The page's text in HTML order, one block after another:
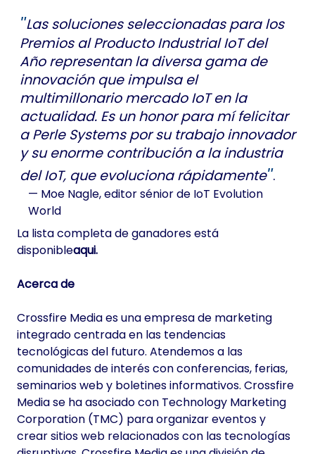
Las soluciones seleccionadas para los
Premios al Producto Industrial IoT del
Año representan la diversa gama de
innovación que impulsa el
multimillonario mercado IoT en la
actualidad. Es un honor para mí felicitar
a Perle Systems por su trabajo innovador
y su enorme contribución a la industria
del IoT, que evoluciona rápidamente .
— Moe Nagle,editor sénior de IoT Evolution
World
La lista completa de ganadores está
disponibleaqui.
Acerca de
Crossfire Media es una empresa de marketing
integrado centrada en las tendencias
tecnológicas del futuro. Atendemos a las
comunidades de interés con conferencias, ferias,
seminarios web y boletines informativos. Crossfire
Media se ha asociado con Technology Marketing
Corporation (TMC) para organizar eventos y
crear sitios web relacionados con las tecnologías